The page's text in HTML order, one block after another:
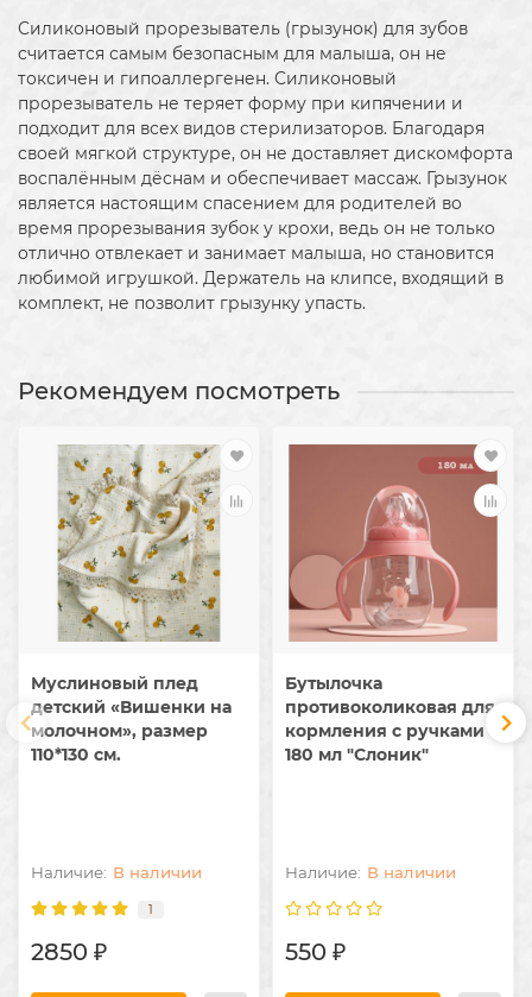
Силиконовый прорезыватель (грызунок) для зубов
считается самым безопасным для малыша, он не
токсичен и гипоаллергенен. Силиконовый
прорезыватель не теряет форму при кипячении и
подходит для всех видов стерилизаторов. Благодаря
своей мягкой структуре, он не доставляет дискомфорта
воспалённым дёснам и обеспечивает массаж. Грызунок
является настоящим спасением для родителей во
время прорезывания зубок у крохи, ведь он не только
отлично отвлекает и занимает малыша, но становится
любимой игрушкой. Держатель на клипсе, входящий в
комплект, не позволит грызунку упасть.
Рекомендуем посмотреть
Муслиновый плед
детский «Вишенки на
молочном», размер
110*130 см.
В наличии
1
2850 ₽
Бутылочка
противоколиковая для
кормления с ручками
180 мл "Слоник"
В наличии
550 ₽